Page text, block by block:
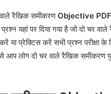
रैखिक समीकरणObjective
यहां पर दिया गया है जो दो चर
या प्रेक्टिस करें सभी प्रश्न
से आप लोग दो चर वाले रैखिक